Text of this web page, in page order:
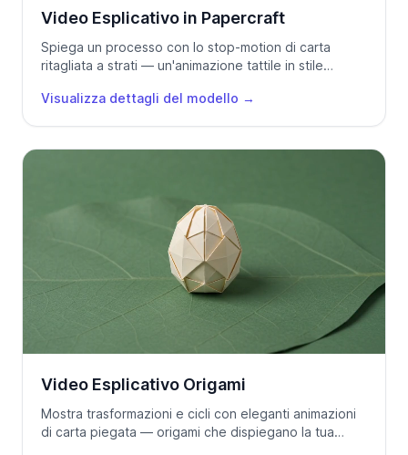
Video Esplicativo in Papercraft
Spiega un processo con lo stop-motion di carta
ritagliata a strati — un'animazione tattile in stile
Visualizza dettagli del modello →
Video Esplicativo Origami
Mostra trasformazioni e cicli con eleganti animazioni
di carta piegata — origami che dispiegano la tua